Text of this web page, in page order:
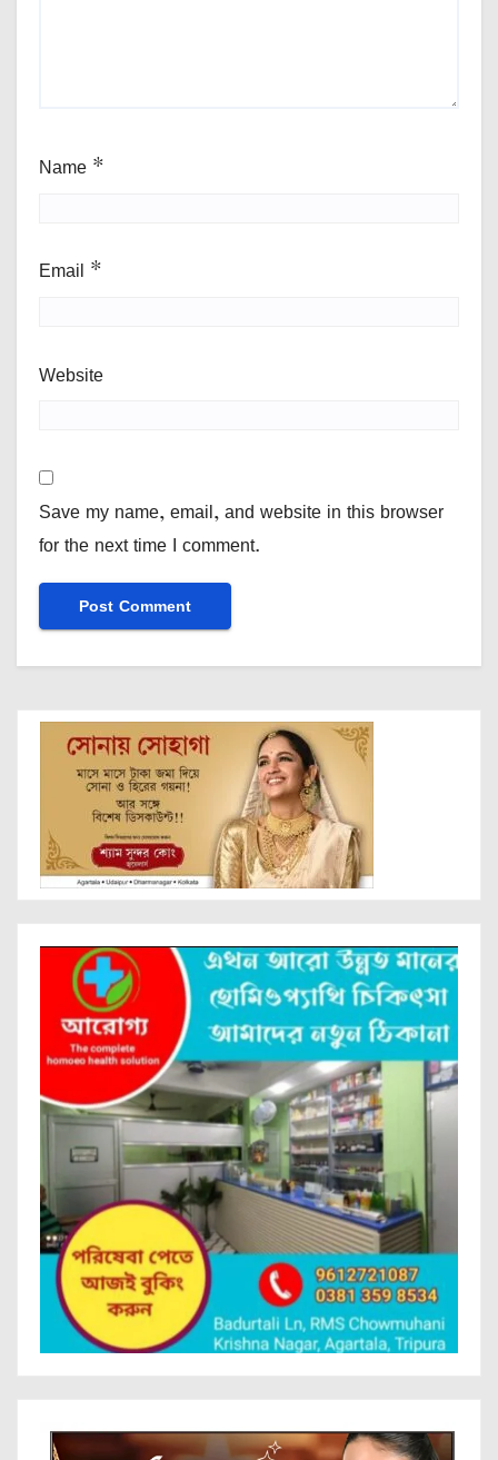
Name *
Email *
Website
Save my name, email, and website in this browser
for the next time I comment.